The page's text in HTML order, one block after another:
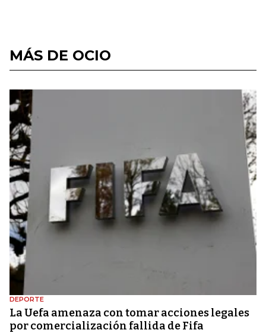
MÁS DE OCIO
DEPORTE
La Uefa amenaza con tomar acciones legales
por comercialización fallida de Fifa